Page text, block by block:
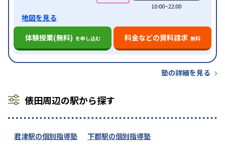
10:00~22:00
地図を見る
体験授業(無料) を申し込む 料金などの資料請求 無料
塾の詳細を見る
俵田周辺の駅から探す
君津駅の個別指導塾
下郡駅の個別指導塾